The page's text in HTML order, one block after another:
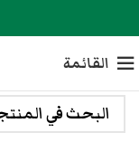
القائمة